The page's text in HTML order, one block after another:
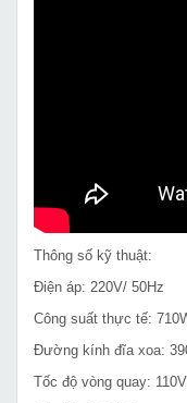
Thông số kỹ thuật:
Điện áp: 220V/ 50Hz
Công suất thực tế:
Đường kính đĩa xoa:
Tốc độ vòng quay: